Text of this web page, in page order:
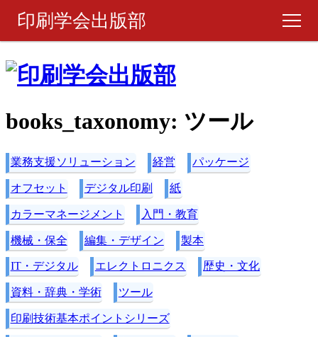
印刷学会出版部
書籍・製品
月刊 『印刷雑誌』
ご購入について
お問い合わせ
books_taxonomy: ツール
業務支援ソリューション 経営 パッケージ
オフセット デジタル印刷 紙
カラーマネージメント 入門・教育
機械・保全 編集・デザイン 製本
IT・デジタル エレクトロニクス 歴史・文化
資料・辞典・学術 ツール
印刷技術基本ポイントシリーズ